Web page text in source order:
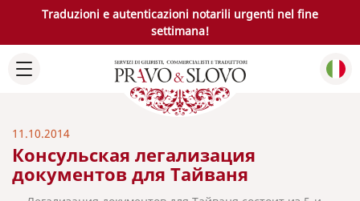
Traduzioni e autenticazioni notarili urgenti nel fine
settimana!
11.10.2014
Консульская легализация
документов для Тайваня